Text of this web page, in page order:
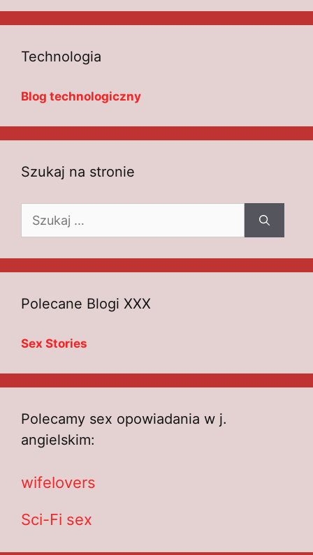
Technologia
Blog technologiczny
Szukaj na stronie
Polecane Blogi XXX
Sex Stories
Polecamy sex opowiadania w j.
angielskim:
wifelovers
Sci-Fi sex